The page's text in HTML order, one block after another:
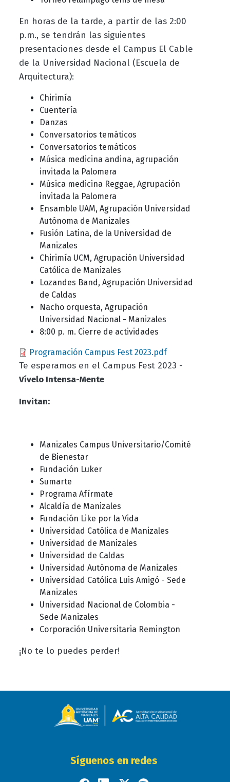
En horas de la tarde, a partir de las 2:00
p.m., se tendrán las siguientes
presentaciones desde el Campus El Cable
de la Universidad Nacional (Escuela de
Arquitectura):
Chirimía
Cuentería
Danzas
Conversatorios temáticos
Conversatorios temáticos
Música medicina andina, agrupación
invitada la Palomera
Música medicina Reggae, Agrupación
invitada la Palomera
Ensamble UAM, Agrupación Universidad
Autónoma de Manizales
Fusión Latina, de la Universidad de
Manizales
Chirimía UCM, Agrupación Universidad
Católica de Manizales
Lozandes Band, Agrupación Universidad
de Caldas
Nacho orquesta, Agrupación
Universidad Nacional - Manizales
8:00 p. m. Cierre de actividades
Document
Programación Campus Fest 2023.pdf
Te esperamos en el Campus Fest 2023 -
Vívelo Intensa-Mente
Invitan:
Manizales Campus Universitario/Comité
de Bienestar
Fundación Luker
Sumarte
Programa Afírmate
Alcaldía de Manizales
Fundación Like por la Vida
Universidad Católica de Manizales
Universidad de Manizales
Universidad de Caldas
Universidad Autónoma de Manizales
Universidad Católica Luis Amigó - Sede
Manizales
Universidad Nacional de Colombia -
Sede Manizales
Corporación Universitaria Remington
¡No te lo puedes perder!
Síguenos en redes